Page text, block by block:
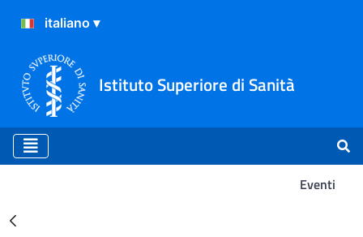
Istituto Superiore di Sanità
Eventi
Risultati della Ricerca -